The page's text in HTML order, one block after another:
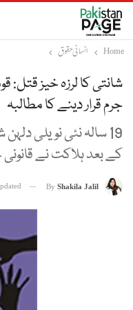
Home
انسانی حقوق
شانتی کا لرزہ خیز قتل:
جرم قرار دینے کا مطالبہ
19 سالہ نئی نویلی
کے بعد ہلاکت نے
By Shakila Jalil